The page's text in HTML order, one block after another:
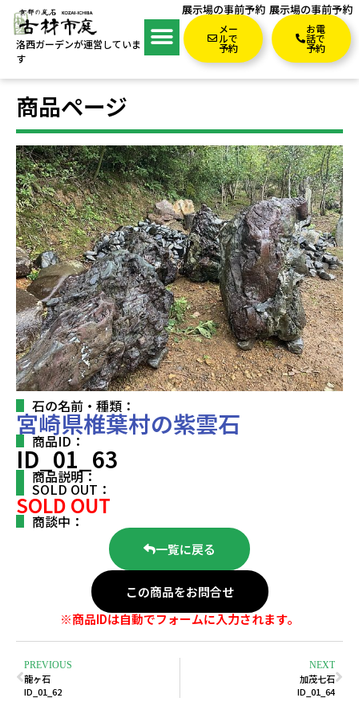
洛西ガーデンが運営していま
す
展示場の事前予約
メー
ルで
予約
展示場の事前予約
お電
話で
予約
商品ページ
石の名前・種類：
宮崎県椎葉村の紫雲石
商品ID：
ID_01_63
商品説明：
SOLD OUT：
SOLD OUT
商談中：
一覧に戻る
この商品をお問合せ
※商品IDは自動でフォームに入力されます。
PREVIOUS
龍ヶ石
ID_01_62
NEXT
加茂七石
ID_01_64